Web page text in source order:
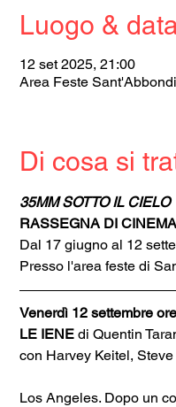
Luogo &
12 set 2025, 21:00
Area Feste
Di cosa si
35MM SOTTO IL CIELO
RASSEGNA DI
Dal 17 giugno al 12
Presso l'area feste di
Venerdì 12 settembre
LE IENE di Quentin
con Harvey Keitel,
Los Angeles. Dopo un